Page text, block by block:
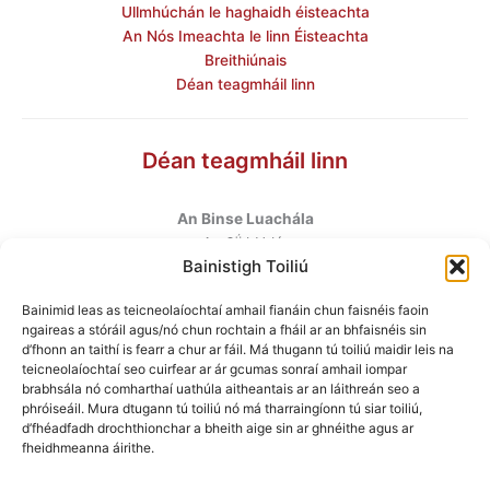
Bainistigh Toiliú
Bainimid leas as teicneolaíochtaí amhail fianáin chun faisnéis faoin
ngaireas a stóráil agus/nó chun rochtain a fháil ar an bhfaisnéis sin
d’fhonn an taithí is fearr a chur ar fáil. Má thugann tú toiliú maidir leis na
teicneolaíochtaí seo cuirfear ar ár gcumas sonraí amhail iompar
brabhsála nó comharthaí uathúla aitheantais ar an láithreán seo a
phróiseáil. Mura dtugann tú toiliú nó má tharraingíonn tú siar toiliú,
d’fhéadfadh drochthionchar a bheith aige sin ar ghnéithe agus ar
fheidhmeanna áirithe.
Ullmhúchán le haghaidh éisteachta
An Nós Imeachta le linn Éisteachta
Breithiúnais
Déan teagmháil linn
Déan teagmháil linn
An Binse Luachála
An 6úhUrlár
Halla Mhargadh na Feirme
Baile Átha Cliath 7
D07 AEF4
Teileafón: +353 1 6760130
Ríomhphost:info@valuationtribunal.ie